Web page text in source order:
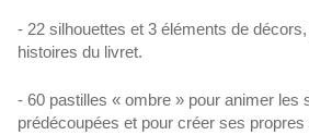
- 22 silhouettes et 3 éléments de
histoires du livret.
- 60 pastilles « ombre » pour animer les
prédécoupées et pour créer ses propres